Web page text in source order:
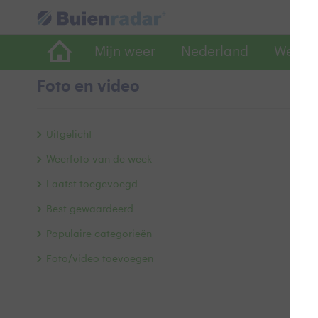
Mijn weer Nederland
Foto en video
Uitgelicht
Weerfoto van de week
Laatst toegevoegd
Best gewaardeerd
Populaire categorieën
Foto/video toevoegen